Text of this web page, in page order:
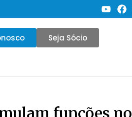
Seja Sócio
funções no